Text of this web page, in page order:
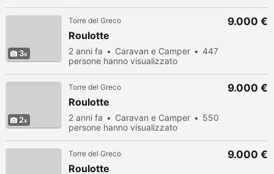
3
Torre del Greco
Roulotte
2 anni fa Caravan e Camper
447
persone hanno visualizzato
9.000 €
2
Torre del Greco
Roulotte
2 anni fa Caravan e Camper
550
persone hanno visualizzato
9.000 €
Torre del Greco
Roulotte
9.000 €